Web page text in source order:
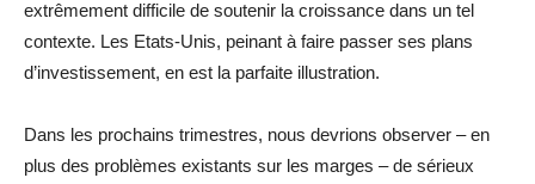
extrêmement difficile de soutenir la croissance dans un tel
contexte. Les Etats-Unis, peinant à faire passer ses plans
d’investissement, en est la parfaite illustration.
Dans les prochains trimestres, nous devrions observer – en
plus des problèmes existants sur les marges – de sérieux